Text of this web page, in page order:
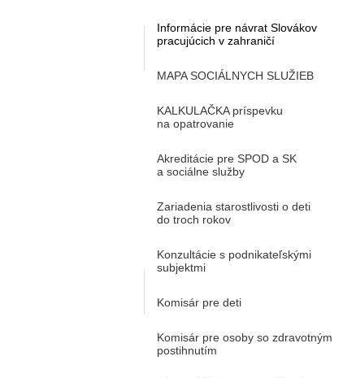
Informácie pre návrat Slovákov
pracujúcich v zahraničí
MAPA SOCIÁLNYCH SLUŽIEB
KALKULAČKA príspevku
na opatrovanie
Akreditácie pre SPOD a SK
a sociálne služby
Zariadenia starostlivosti o deti
do troch rokov
Konzultácie s podnikateľskými
subjektmi
Komisár pre deti
Komisár pre osoby so zdravotným
postihnutím